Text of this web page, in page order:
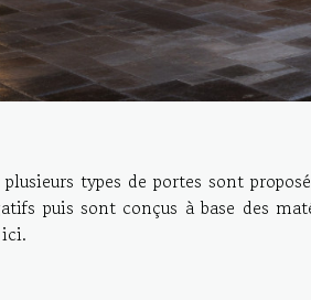
types de portes sont
puis sont conçus à base des